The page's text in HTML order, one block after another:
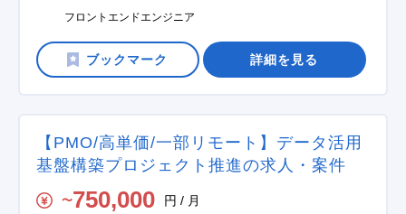
フロントエンドエンジニア
詳細を見る
【PMO/高単価/一部リモート】データ活用
基盤構築プロジェクト推進の求人・案件
〜750,000 円 / 月